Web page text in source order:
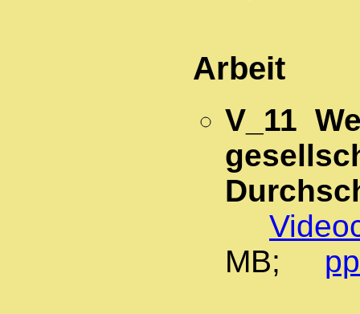
Arbeit
V_11
MB;